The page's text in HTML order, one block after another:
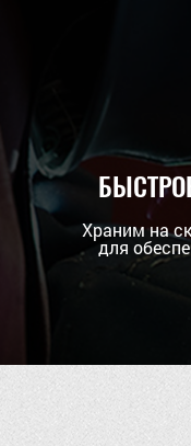
Храним на
для